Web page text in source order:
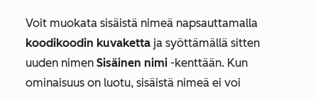
Voit muokata sisäistä nimeä napsauttamalla
koodikoodin kuvaketta ja syöttämällä sitten
uuden nimen Sisäinen nimi -kenttään. Kun
ominaisuus on luotu, sisäistä nimeä ei voi